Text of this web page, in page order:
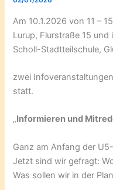
Am 10.1.2026 von 11 –
Lurup, Flurstraße 15
Scholl-Stadtteilschule,
zwei
statt.
„Informieren und
Ganz am Anfang der
Jetzt sind wir gefragt:
Was sollen wir in der